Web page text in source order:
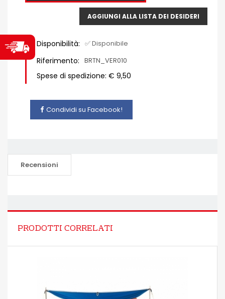
AGGIUNGI ALLA LISTA DEI DESIDERI
Disponibilità: ✅ Disponibile
Riferimento: BRTN_VER010
Spese di spedizione: € 9,50
Condividi su Facebook!
Recensioni
PRODOTTI CORRELATI